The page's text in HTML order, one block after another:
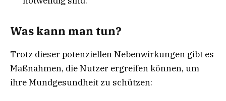
Was kann man tun?
Trotz dieser potenziellen Nebenwirkungen gibt es
Maßnahmen, die Nutzer ergreifen können, um
ihre Mundgesundheit zu schützen: